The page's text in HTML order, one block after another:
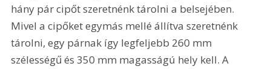
hány pár cipőt szeretnénk tárolni a belsejében.
Mivel a cipőket egymás mellé állítva szeretnénk
tárolni, egy párnak így legfeljebb 260 mm
szélességű és 350 mm magasságú hely kell. A